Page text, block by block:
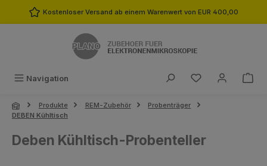
Zum Hauptinhalt springen
Kostenloser Versand ab einem Warenwert von EUR 400,00
Navigation Du hast 0
Produkte REM-Zubehör
Probenträger
DEBEN Kühltisch
Deben Kühltisch-Probenteller